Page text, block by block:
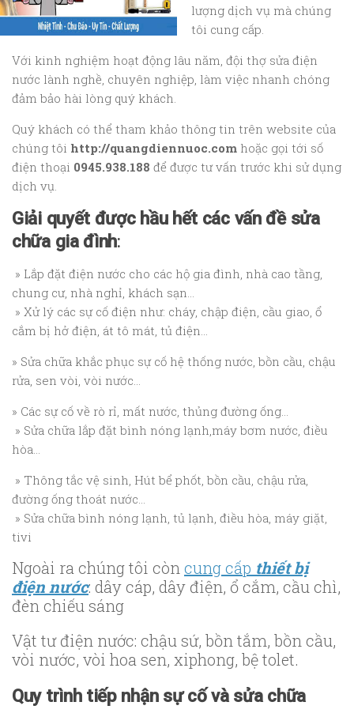
lượng dịch vụ mà chúng
tôi cung cấp.
Với kinh nghiệm hoạt động lâu năm, đội thợ sửa điện
nước lành nghề, chuyên nghiệp, làm việc nhanh chóng
đảm bảo hài lòng quý khách.
Quý khách có thể tham khảo thông tin trên website của
chúng tôi http://quangdiennuoc.com hoặc gọi tới số
điện thoại 0945.938.188 để được tư vấn trước khi sử dụng
dịch vụ.
Giải quyết được hầu hết các vấn đề sửa
chữa gia đình:
» Lắp đặt điện nước cho các hộ gia đình, nhà cao tầng,
chung cư, nhà nghỉ, khách sạn…
» Xử lý các sự cố điện như: cháy, chập điện, cầu giao, ổ
cắm bị hở điện, át tô mát, tủ điện…
» Sửa chữa khắc phục sự cố hệ thống nước, bồn cầu, chậu
rửa, sen vòi, vòi nước…
» Các sự cố về rò rỉ, mất nước, thủng đường ống…
» Sửa chữa lắp đặt bình nóng lạnh,máy bơm nước, điều
hòa…
» Thông tắc vệ sinh, Hút bể phốt, bồn cầu, chậu rửa,
đường ống thoát nước…
» Sửa chữa bình nóng lạnh, tủ lạnh, điều hòa, máy giặt,
tivi
Ngoài ra chúng tôi còn cung cấp thiết bị
điện nước: dây cáp, dây điện, ổ cắm, cầu chì,
đèn chiếu sáng
Vật tư điện nước: chậu sứ, bồn tắm, bồn cầu,
vòi nước, vòi hoa sen, xiphong, bệ tolet.
Quy trình tiếp nhận sự cố và sửa chữa